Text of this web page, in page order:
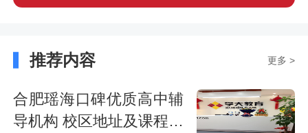
推荐内容 更多 >
合肥瑶海口碑优质高中辅
导机构 校区地址及课程一